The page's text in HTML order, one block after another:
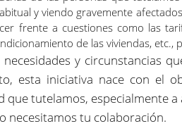
y viendo gravemente
frente a cuestiones como las
de las viviendas, etc.,
y circunstancias
esta iniciativa nace con el
que tutelamos, especialmente
necesitamos tu colaboración.